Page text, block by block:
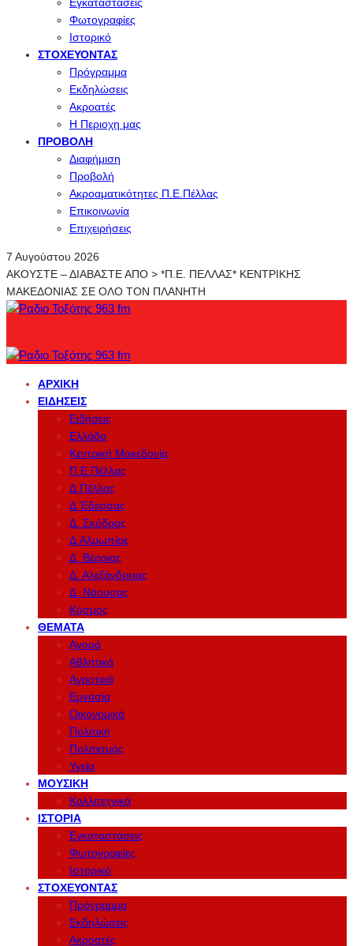
Φωτογραφίες
Ιστορικό
ΣΤΟΧΕΎΟΝΤΑΣ
Πρόγραμμα
Εκδηλώσεις
Ακροατές
Η Περιοχη μας
ΠΡΟΒΟΛΉ
Διαφήμιση
Προβολή
Ακροαματικότητες Π.Ε.Πέλλας
Επικοινωνία
Επιχειρήσεις
7 Αυγούστου 2026
ΑΚΟΥΣΤΕ – ΔΙΑΒΑΣΤΕ ΑΠΟ > *Π.Ε. ΠΕΛΛΑΣ* ΚΕΝΤΡΙΚΗΣ
ΜΑΚΕΔΟΝΙΑΣ ΣΕ ΟΛΟ ΤΟΝ ΠΛΑΝΗΤΗ
ΑΡΧΙΚΉ
ΕΙΔΉΣΕΙΣ
Ειδήσεις
Ελλάδα
Κεντρική Μακεδονία
Π.Ε.Πέλλας
Δ.Πέλλας
Δ.Έδεσσας
Δ. Σκύδρας
Δ.Αλμωπίας
Δ. Βέροιας
Δ. Αλεξάνδρειας
Δ. Νάουσας
Κόσμος
ΘΈΜΑΤΑ
Αγορά
Αθλητικά
Αγροτικά
Εργασία
Οικονομικά
Πολιτική
Πολιτισμός
Υγεία
ΜΟΥΣΙΚΉ
Καλλιτεχνικά
ΙΣΤΟΡΊΑ
Εγκαταστάσεις
Φωτογραφίες
Ιστορικό
ΣΤΟΧΕΎΟΝΤΑΣ
Πρόγραμμα
Εκδηλώσεις
Ακροατές